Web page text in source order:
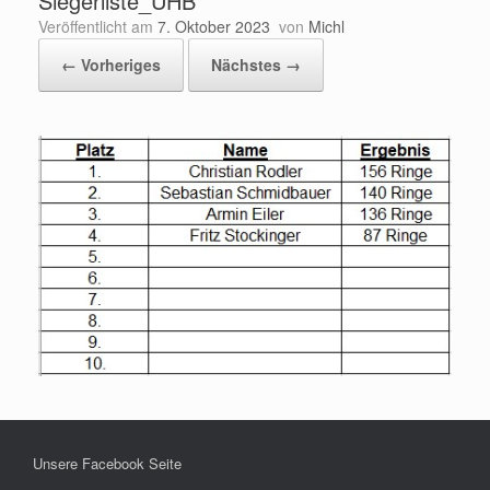
Veröffentlicht am 7. Oktober 2023 von Michl
← Vorheriges
Nächstes →
Unsere Facebook Seite